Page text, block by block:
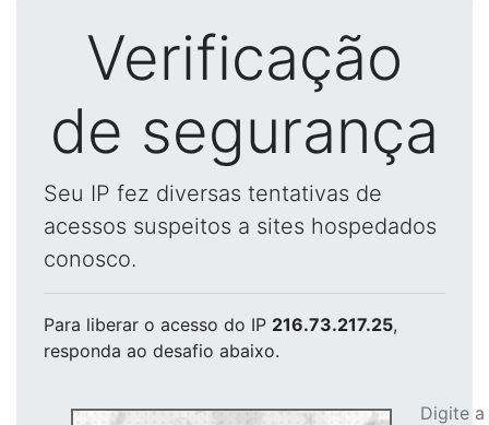
Verificação
de segurança
Seu IP fez diversas tentativas de
acessos suspeitos a sites hospedados
conosco.
Para liberar o acesso do IP 216.73.217.25,
responda ao desafio abaixo.
Digite